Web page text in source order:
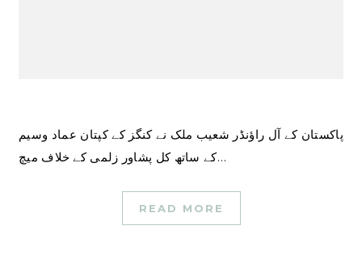
پاکستان کے آل راؤنڈر شعیب ملک نے کنگز کے کپتان عماد وسیم
کے ساتھ کل پشاور زلمی کے خلاف میچ…
READ MORE